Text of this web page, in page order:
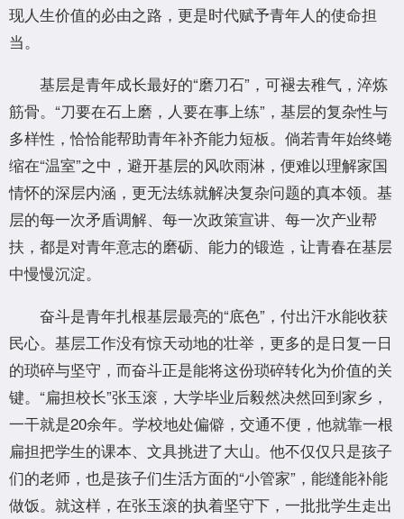
现人生价值的必由之路，更是时代赋予青年人的使命担
当。
基层是青年成长最好的“磨刀石”，可褪去稚气，淬炼
筋骨。“刀要在石上磨，人要在事上练”，基层的复杂性与
多样性，恰恰能帮助青年补齐能力短板。倘若青年始终蜷
缩在“温室”之中，避开基层的风吹雨淋，便难以理解家国
情怀的深层内涵，更无法练就解决复杂问题的真本领。基
层的每一次矛盾调解、每一次政策宣讲、每一次产业帮
扶，都是对青年意志的磨砺、能力的锻造，让青春在基层
中慢慢沉淀。
奋斗是青年扎根基层最亮的“底色”，付出汗水能收获
民心。基层工作没有惊天动地的壮举，更多的是日复一日
的琐碎与坚守，而奋斗正是能将这份琐碎转化为价值的关
键。“扁担校长”张玉滚，大学毕业后毅然决然回到家乡，
一干就是20余年。学校地处偏僻，交通不便，他就靠一根
扁担把学生的课本、文具挑进了大山。他不仅仅只是孩子
们的老师，也是孩子们生活方面的“小管家”，能缝能补能
做饭。就这样，在张玉滚的执着坚守下，一批批学生走出